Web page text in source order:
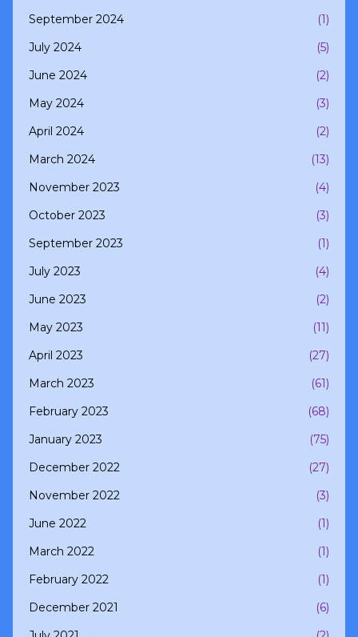
September 2024
(1)
July 2024
(5)
June 2024
(2)
May 2024
(3)
April 2024
(2)
March 2024
(13)
November 2023
(4)
October 2023
(3)
September 2023
(1)
July 2023
(4)
June 2023
(2)
May 2023
(11)
April 2023
(27)
March 2023
(61)
February 2023
(68)
January 2023
(75)
December 2022
(27)
November 2022
(3)
June 2022
(1)
March 2022
(1)
February 2022
(1)
December 2021
(6)